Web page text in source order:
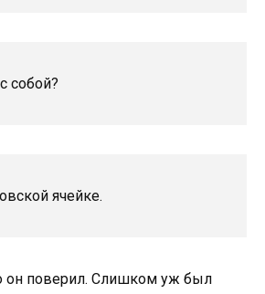
собой?
ячейке.
он поверил. Слишком уж был